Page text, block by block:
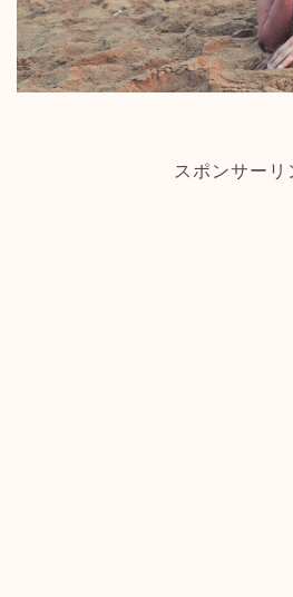
スポンサーリ